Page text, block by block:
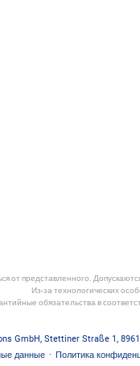
от представленного.
Из-за технологических
обязательства в
GmbH, Stettiner Straße 1,
данные · Политика